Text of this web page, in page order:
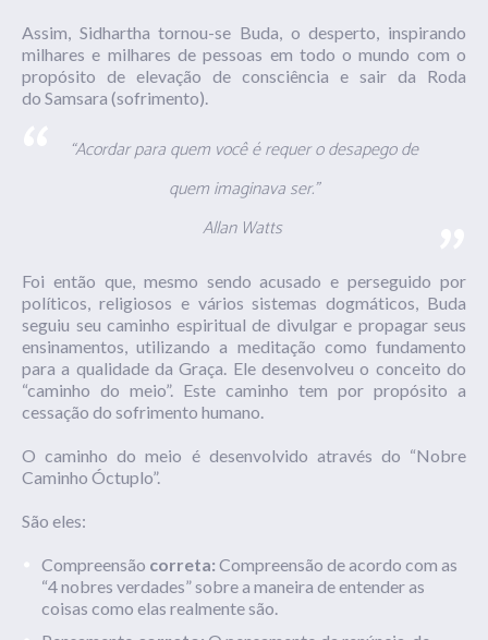
Assim, Sidhartha tornou-se Buda, o desperto, inspirando
milhares e milhares de pessoas em todo o mundo com o
propósito de elevação de consciência e sair da Roda
do Samsara (sofrimento).
“Acordar para quem você é requer o desapego de
quem imaginava ser.”
Allan Watts
Foi então que, mesmo sendo acusado e perseguido por
políticos, religiosos e vários sistemas dogmáticos, Buda
seguiu seu caminho espiritual de divulgar e propagar seus
ensinamentos, utilizando a meditação como fundamento
para a qualidade da Graça. Ele desenvolveu o conceito do
“caminho do meio”. Este caminho tem por propósito a
cessação do sofrimento humano.
O caminho do meio é desenvolvido através do “Nobre
Caminho Óctuplo”.
São eles:
Compreensão correta: Compreensão de acordo com as
“4 nobres verdades” sobre a maneira de entender as
coisas como elas realmente são.